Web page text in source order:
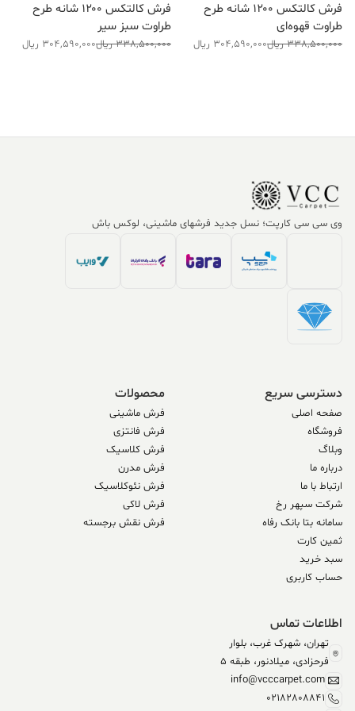
فرش کالتکس ۱۲۰۰ شانه طرح
طراوت قهوه‌ای
338,500,000 ریال
قیمت
304,590,000 ریال
قیمت
فرش کالتکس ۱۲۰۰ شانه طرح
طراوت سبز سیر
338,500,000 ریال
قیمت
304,590,000 ریال
قیمت
وی سی سی کارپت؛ نسل جدید فرشهای ماشینی، لوکس باش
دسترسی سریع
صفحه اصلی
فروشگاه
وبلاگ
درباره ما
ارتباط با ما
شرکت سپهر رخ
سامانه بتا بانک رفاه
ثمین کارت
سبد خرید
حساب کاربری
محصولات
فرش ماشینی
فرش فانتزی
فرش کلاسیک
فرش مدرن
فرش نئوکلاسیک
فرش لاکی
فرش نقش برجسته
اطلاعات تماس
تهران، شهرک غرب، بلوار
فرحزادی، میلادنور، طبقه 5
info@vcccarpet.com
02182808841